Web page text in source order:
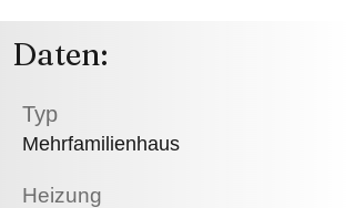
Daten:
Typ
Mehrfamilienhaus
Heizung